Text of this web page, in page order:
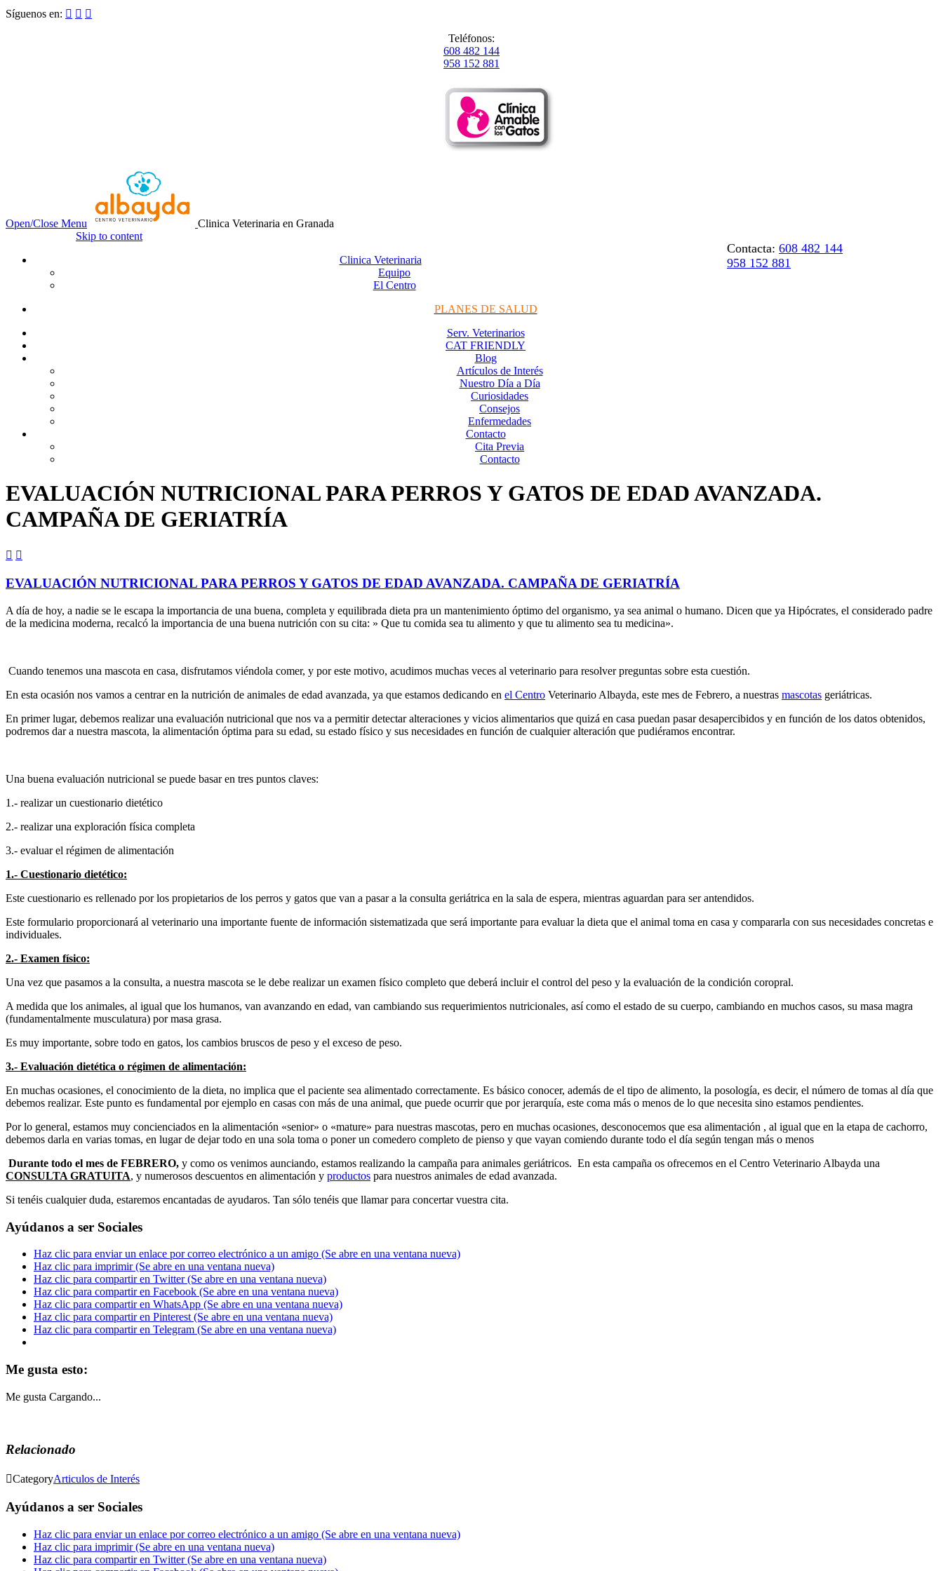
Síguenos en:   
Teléfonos:
608 482 144
958 152 881
Open/Close Menu Clinica Veterinaria en Granada
Contacta: 608 482 144
958 152 881
Skip to content
Clinica Veterinaria
Equipo
El Centro
PLANES DE SALUD
Serv. Veterinarios
CAT FRIENDLY
Blog
Artículos de Interés
Nuestro Día a Día
Curiosidades
Consejos
Enfermedades
Contacto
Cita Previa
Contacto
EVALUACIÓN NUTRICIONAL PARA PERROS Y GATOS DE EDAD AVANZADA.
CAMPAÑA DE GERIATRÍA
 
EVALUACIÓN NUTRICIONAL PARA PERROS Y GATOS DE EDAD AVANZADA. CAMPAÑA DE GERIATRÍA
A día de hoy, a nadie se le escapa la importancia de una buena, completa y equilibrada dieta pra un mantenimiento óptimo del organismo, ya sea animal o humano. Dicen que ya Hipócrates, el considerado padre
de la medicina moderna, recalcó la importancia de una buena nutrición con su cita: » Que tu comida sea tu alimento y que tu alimento sea tu medicina».
Cuando tenemos una mascota en casa, disfrutamos viéndola comer, y por este motivo, acudimos muchas veces al veterinario para resolver preguntas sobre esta cuestión.
En esta ocasión nos vamos a centrar en la nutrición de animales de edad avanzada, ya que estamos dedicando en el Centro Veterinario Albayda, este mes de Febrero, a nuestras mascotas geriátricas.
En primer lugar, debemos realizar una evaluación nutricional que nos va a permitir detectar alteraciones y vicios alimentarios que quizá en casa puedan pasar desapercibidos y en función de los datos obtenidos,
podremos dar a nuestra mascota, la alimentación óptima para su edad, su estado físico y sus necesidades en función de cualquier alteración que pudiéramos encontrar.
Una buena evaluación nutricional se puede basar en tres puntos claves:
1.- realizar un cuestionario dietético
2.- realizar una exploración física completa
3.- evaluar el régimen de alimentación
1.- Cuestionario dietético:
Este cuestionario es rellenado por los propietarios de los perros y gatos que van a pasar a la consulta geriátrica en la sala de espera, mientras aguardan para ser antendidos.
Este formulario proporcionará al veterinario una importante fuente de información sistematizada que será importante para evaluar la dieta que el animal toma en casa y compararla con sus necesidades concretas e
individuales.
2.- Examen físico:
Una vez que pasamos a la consulta, a nuestra mascota se le debe realizar un examen físico completo que deberá incluir el control del peso y la evaluación de la condición coropral.
A medida que los animales, al igual que los humanos, van avanzando en edad, van cambiando sus requerimientos nutricionales, así como el estado de su cuerpo, cambiando en muchos casos, su masa magra
(fundamentalmente musculatura) por masa grasa.
Es muy importante, sobre todo en gatos, los cambios bruscos de peso y el exceso de peso.
3.- Evaluación dietética o régimen de alimentación:
En muchas ocasiones, el conocimiento de la dieta, no implica que el paciente sea alimentado correctamente. Es básico conocer, además de el tipo de alimento, la posología, es decir, el número de tomas al día que
debemos realizar. Este punto es fundamental por ejemplo en casas con más de una animal, que puede ocurrir que por jerarquía, este coma más o menos de lo que necesita sino estamos pendientes.
Por lo general, estamos muy concienciados en la alimentación «senior» o «mature» para nuestras mascotas, pero en muchas ocasiones, desconocemos que esa alimentación , al igual que en la etapa de cachorro,
debemos darla en varias tomas, en lugar de dejar todo en una sola toma o poner un comedero completo de pienso y que vayan comiendo durante todo el día según tengan más o menos
Durante todo el mes de FEBRERO, y como os venimos aunciando, estamos realizando la campaña para animales geriátricos. En esta campaña os ofrecemos en el Centro Veterinario Albayda una
CONSULTA GRATUITA, y numerosos descuentos en alimentación y productos para nuestros animales de edad avanzada.
Si tenéis cualquier duda, estaremos encantadas de ayudaros. Tan sólo tenéis que llamar para concertar vuestra cita.
Ayúdanos a ser Sociales
Haz clic para enviar un enlace por correo electrónico a un amigo (Se abre en una ventana nueva)
Haz clic para imprimir (Se abre en una ventana nueva)
Haz clic para compartir en Twitter (Se abre en una ventana nueva)
Haz clic para compartir en Facebook (Se abre en una ventana nueva)
Haz clic para compartir en WhatsApp (Se abre en una ventana nueva)
Haz clic para compartir en Pinterest (Se abre en una ventana nueva)
Haz clic para compartir en Telegram (Se abre en una ventana nueva)
Me gusta esto:
Me gusta Cargando...
Relacionado
CategoryArticulos de Interés
Ayúdanos a ser Sociales
Haz clic para enviar un enlace por correo electrónico a un amigo (Se abre en una ventana nueva)
Haz clic para imprimir (Se abre en una ventana nueva)
Haz clic para compartir en Twitter (Se abre en una ventana nueva)